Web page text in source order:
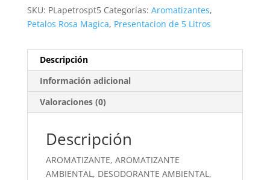
SKU: PLapetrospt5 Categorías: Aromatizantes,
Petalos Rosa Magica, Presentacion de 5 Litros
Descripción
Información adicional
Valoraciones (0)
Descripción
AROMATIZANTE, AROMATIZANTE
AMBIENTAL, DESODORANTE AMBIENTAL,